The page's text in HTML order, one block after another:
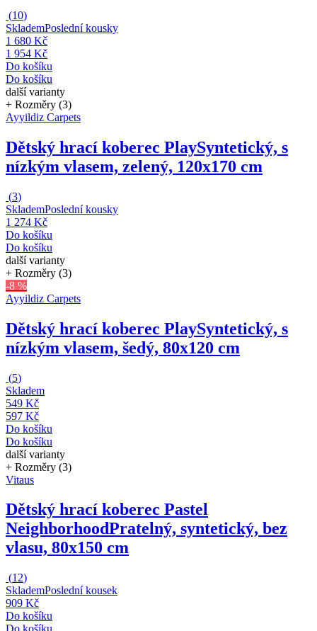
(10)
SklademPoslední kousky
1 680 Kč
1 954 Kč
Do košíku
Do košíku
další varianty
+ Rozměry (3)
Ayyildiz Carpets
Dětský hrací koberec PlaySyntetický, s
nízkým vlasem, zelený, 120x170 cm
(3)
SklademPoslední kousky
1 274 Kč
Do košíku
Do košíku
další varianty
+ Rozměry (3)
-8 %
Ayyildiz Carpets
Dětský hrací koberec PlaySyntetický, s
nízkým vlasem, šedý, 80x120 cm
(5)
Skladem
549 Kč
597 Kč
Do košíku
Do košíku
další varianty
+ Rozměry (3)
Vitaus
Dětský hrací koberec Pastel
NeighborhoodPratelný, syntetický, bez
vlasu, 80x150 cm
(12)
SklademPoslední kousek
909 Kč
Do košíku